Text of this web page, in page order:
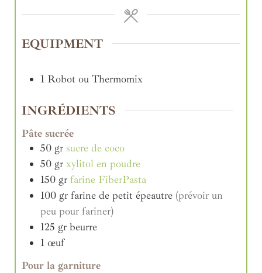
EQUIPMENT
1 Robot ou Thermomix
INGRÉDIENTS
Pâte sucrée
50 gr sucre de coco
50 gr xylitol en poudre
150 gr farine FiberPasta
100 gr farine de petit épeautre (prévoir un
peu pour fariner)
125 gr beurre
1 œuf
Pour la garniture